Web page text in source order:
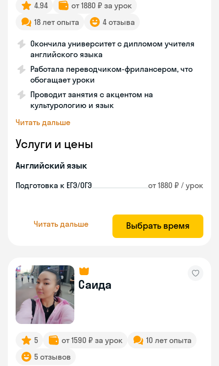
4.94
от 1880 ₽ за урок
18 лет опыта
4 отзыва
Окончила университет с дипломом учителя
английского языка
Работала переводчиком-фрилансером, что
обогащает уроки
Проводит занятия с акцентом на
культурологию и язык
Читать дальше
Услуги и цены
Английский язык
Подготовка к ЕГЭ/ОГЭ от 1880 ₽ / урок
Читать дальше Выбрать время
Саида
5 от 1590 ₽ за урок
10 лет опыта
5 отзывов